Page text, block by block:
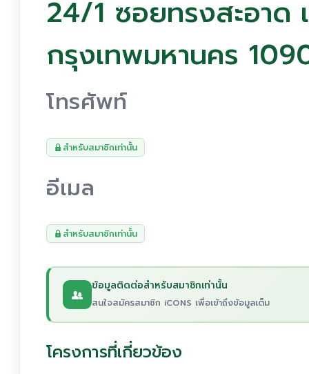
24/1 ซอยทรงสะอา
กรุงเทพมหานคร
โทรศัพท์
สำหรับสมาชิกเท่านั้น
อีเมล
สำหรับสมาชิกเท่านั้น
ข้อมูลติดต่อสำหรับสมาชิกเท่านั้น
สนใจสมัครสมาชิก iCONS เพื่อเข้าถึงข้อมูลเต็ม
โครงการที่เกี่ยวข้อง